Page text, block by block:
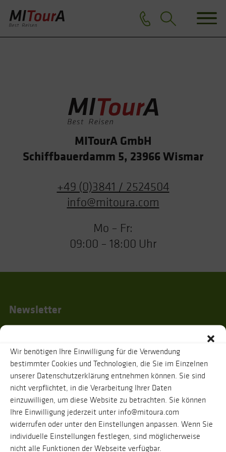
Wir benötigen Ihre Einwilligung für die Verwendung
bestimmter Cookies und Technologien, die Sie im Einzelnen
unserer Datenschutzerklärung entnehmen können. Sie sind
nicht verpflichtet, in die Verarbeitung Ihrer Daten
einzuwilligen, um diese Website zu betrachten. Sie können
Ihre Einwilligung jederzeit unter info@mitoura.com
widerrufen oder unter den Einstellungen anpassen. Wenn Sie
individuelle Einstellungen festlegen, sind möglicherweise
nicht alle Funktionen der Webseite verfügbar.
MITourA GmbH
Schiffbauerdamm 5, 23966 Wismar
+49 (0)3841 / 2524504
info@mitoura.com
Mo – Fr:
09:00 – 18:00 Uhr
Newsletter
Ich habe dieDatenschutzhinweisegelesen und stimme zu, dass zur
Bestätigung meiner Angaben eine Nachricht an oben genannte E-Mail-
Adresse verschickt wird. Ihre Daten werden selbstverständlich vertraulich
behandelt. Eine Abmeldung vom Newsletter ist jederzeit möglich.